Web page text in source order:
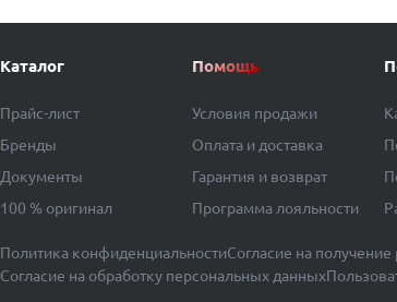
Каталог
Прайс-лист
Бренды
Документы
100 % оригинал
Помощь
Условия продажи
Оплата и доставка
Гарантия и возврат
Программа лояльности
Политика конфиденциальностиСогласие на
Согласие на обработку персональных данных